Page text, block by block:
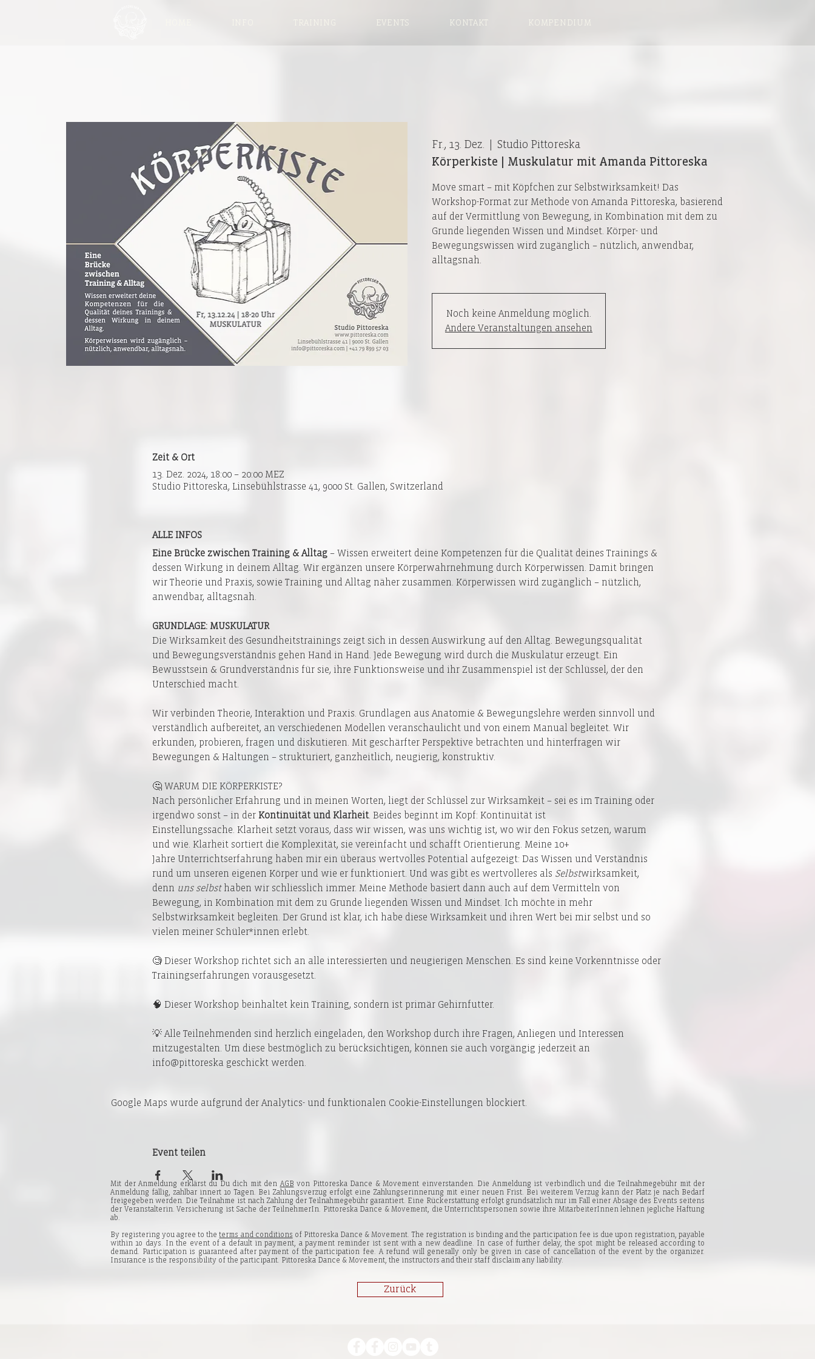
EVENTS KONTAKT KOMPENDIUM
Fr., 13. Dez. Studio Pittoreska
Körperkiste | Muskulatur mit Amanda Pittoreska
Move smart – mit Köpfchen zur Selbstwirksamkeit! Das
Workshop-Format zur Methode von Amanda Pittoreska, basierend
auf der Vermittlung von Bewegung, in Kombination mit dem zu
Grunde liegenden Wissen und Mindset. Körper- und
Bewegungswissen wird zugänglich – nützlich, anwendbar,
alltagsnah.
Noch keine Anmeldung möglich.
Andere Veranstaltungen ansehen
Zeit & Ort
13. Dez. 2024, 18:00 – 20:00 MEZ
Studio Pittoreska, Linsebühlstrasse 41, 9000 St. Gallen, Switzerland
ALLE INFOS
Eine Brücke zwischen Training & Alltag – Wissen erweitert deine Kompetenzen für die Qualität deines Trainings &
dessen Wirkung in deinem Alltag. Wir ergänzen unsere Körperwahrnehmung durch Körperwissen. Damit bringen
wir Theorie und Praxis, sowie Training und Alltag näher zusammen. Körperwissen wird zugänglich – nützlich,
anwendbar, alltagsnah.
GRUNDLAGE: MUSKULATUR
Die Wirksamkeit des Gesundheitstrainings zeigt sich in dessen Auswirkung auf den Alltag. Bewegungsqualität
und Bewegungsverständnis gehen Hand in Hand. Jede Bewegung wird durch die Muskulatur erzeugt. Ein
Bewusstsein & Grundverständnis für sie, ihre Funktionsweise und ihr Zusammenspiel ist der Schlüssel, der den
Unterschied macht.
Wir verbinden Theorie, Interaktion und Praxis. Grundlagen aus Anatomie & Bewegungslehre werden sinnvoll und
verständlich aufbereitet, an verschiedenen Modellen veranschaulicht und von einem Manual begleitet. Wir
erkunden, probieren, fragen und diskutieren. Mit geschärfter Perspektive betrachten und hinterfragen wir
Bewegungen & Haltungen – strukturiert, ganzheitlich, neugierig, konstruktiv.
🤔 WARUM DIE KÖRPERKISTE?
Nach persönlicher Erfahrung und in meinen Worten, liegt der Schlüssel zur Wirksamkeit – sei es im Training oder
irgendwo sonst – in der Kontinuität und Klarheit. Beides beginnt im Kopf: Kontinuität ist
Einstellungssache. Klarheit setzt voraus, dass wir wissen, was uns wichtig ist, wo wir den Fokus setzen, warum
und wie. Klarheit sortiert die Komplexität, sie vereinfacht und schafft Orientierung. Meine 10+
Jahre Unterrichtserfahrung haben mir ein überaus wertvolles Potential aufgezeigt: Das Wissen und Verständnis
rund um unseren eigenen Körper und wie er funktioniert. Und was gibt es wertvolleres als Selbstwirksamkeit,
denn uns selbst haben wir schliesslich immer. Meine Methode basiert dann auch auf dem Vermitteln von
Bewegung, in Kombination mit dem zu Grunde liegenden Wissen und Mindset. Ich möchte in mehr
Selbstwirksamkeit begleiten. Der Grund ist klar, ich habe diese Wirksamkeit und ihren Wert bei mir selbst und so
vielen meiner Schüler*innen erlebt.
🧐 Dieser Workshop richtet sich an alle interessierten und neugierigen Menschen. Es sind keine Vorkenntnisse oder
Trainingserfahrungen vorausgesetzt.
🧠 Dieser Workshop beinhaltet kein Training, sondern ist primär Gehirnfutter.
💡 Alle Teilnehmenden sind herzlich eingeladen, den Workshop durch ihre Fragen, Anliegen und Interessen
mitzugestalten. Um diese bestmöglich zu berücksichtigen, können sie auch vorgängig jederzeit an
info@pittoreska geschickt werden.
Google Maps wurde aufgrund der Analytics- und funktionalen Cookie-Einstellungen blockiert.
Event teilen
Mit der Anmeldung erklärst du Du dich mit den AGB von Pittoreska Dance & Movement einverstanden. Die Anmeldung ist verbindlich und die Teilnahmegebühr mit der
Anmeldung fällig, zahlbar innert 10 Tagen. Bei Zahlungsverzug erfolgt eine Zahlungserinnerung mit einer neuen Frist. Bei weiterem Verzug kann der Platz je nach Bedarf
freigegeben werden. Die Teilnahme ist nach Zahlung der Teilnahmegebühr garantiert. Eine Rückerstattung erfolgt grundsätzlich nur im Fall einer Absage des Events seitens
der Veranstalterin. Versicherung ist Sache der TeilnehmerIn. Pittoreska Dance & Movement, die Unterrichtspersonen sowie ihre MitarbeiterInnen lehnen jegliche Haftung
ab.
By registering you agree to theterms and conditions of Pittoreska Dance & Movement. The registration is binding and the participation fee is due upon registration, payable
within 10 days. In the event of a default in payment, a payment reminder ist sent with a new deadline. In case of further delay, the spot might be released according to
demand. Participation is guaranteed after payment of the participation fee. A refund will generally only be given in case of cancellation of the event by the organizer.
Insurance is the responsibility of the participant. Pittoreska Dance & Movement, the instructors and their staff disclaim any liability.
Zurück